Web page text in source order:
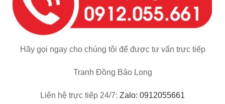
Hãy gọi ngay cho chúng tôi để được tư vấn trực tiếp
Tranh Đồng Bảo Long
Liên hệ trực tiếp 24/7: Zalo: 0912055661